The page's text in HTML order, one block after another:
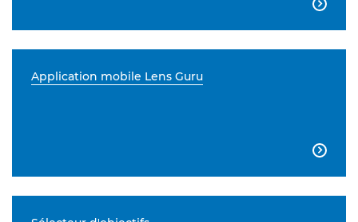

Application mobile Lens Guru
